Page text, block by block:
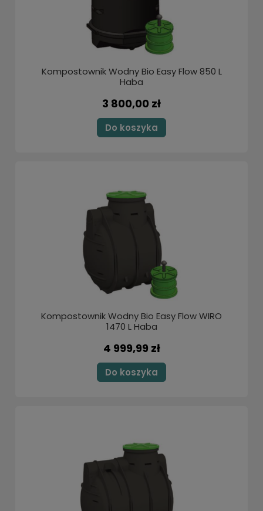
Kompostownik Wodny Bio Easy Flow 850 L
Haba
3 800,00 zł
Do koszyka
Kompostownik Wodny Bio Easy Flow WIRO
1470 L Haba
4 999,99 zł
Do koszyka